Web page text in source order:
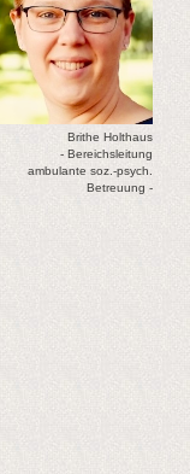
Brithe Holthaus
- Bereichsleitung
ambulante soz.-psych.
Betreuung -